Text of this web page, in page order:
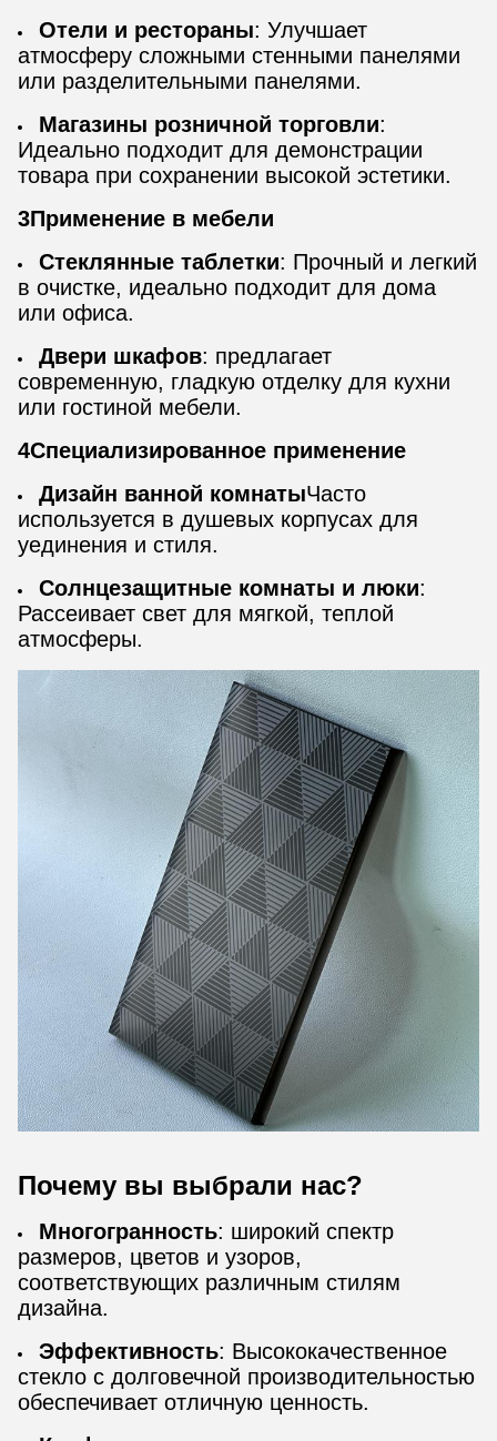
Отели и рестораны: Улучшает
атмосферу сложными стенными панелями
или разделительными панелями.
Магазины розничной торговли:
Идеально подходит для демонстрации
товара при сохранении высокой эстетики.
3Применение в мебели
Стеклянные таблетки: Прочный и легкий
в очистке, идеально подходит для дома
или офиса.
Двери шкафов: предлагает
современную, гладкую отделку для кухни
или гостиной мебели.
4Специализированное применение
Дизайн ванной комнатыЧасто
используется в душевых корпусах для
уединения и стиля.
Солнцезащитные комнаты и люки:
Рассеивает свет для мягкой, теплой
атмосферы.
Почему вы выбрали нас?
Многогранность: широкий спектр
размеров, цветов и узоров,
соответствующих различным стилям
дизайна.
Эффективность: Высококачественное
стекло с долговечной производительностью
обеспечивает отличную ценность.